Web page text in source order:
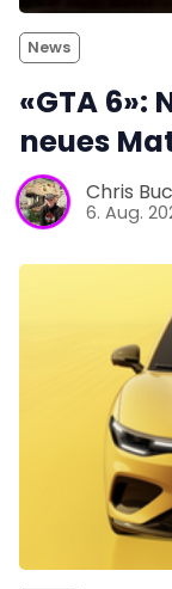
News
«GTA 6»:
neues
Chris
6. Aug.